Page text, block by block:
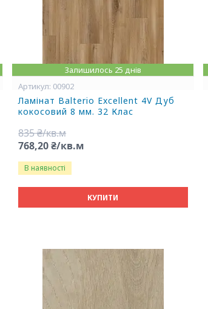
Залишилось 25 днів
00902
Ламінат Balterio Excellent 4V Дуб
кокосовий 8 мм. 32 Клас
835 ₴/кв.м
768,20 ₴/кв.м
В наявності
КУПИТИ